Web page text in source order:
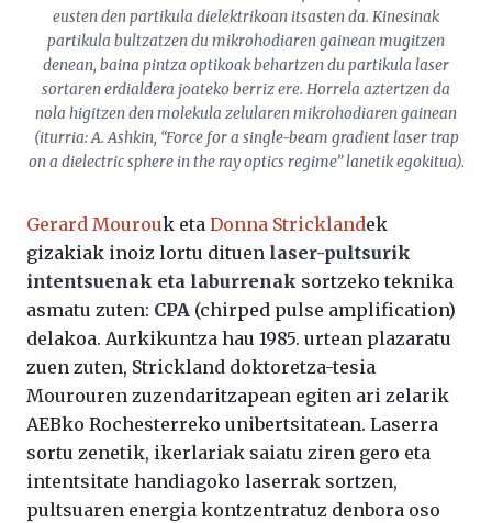
eusten den partikula dielektrikoan itsasten da. Kinesinak
partikula bultzatzen du mikrohodiaren gainean mugitzen
denean, baina pintza optikoak behartzen du partikula laser
sortaren erdialdera joateko berriz ere. Horrela aztertzen da
nola higitzen den molekula zelularen mikrohodiaren gainean
(iturria: A. Ashkin, “Force for a single-beam gradient laser trap
on a dielectric sphere in the ray optics regime” lanetik egokitua).
Gerard Mourouk eta Donna Stricklandek
gizakiak inoiz lortu dituen laser-pultsurik
intentsuenak eta laburrenak sortzeko teknika
asmatu zuten: CPA (chirped pulse amplification)
delakoa. Aurkikuntza hau 1985. urtean plazaratu
zuen zuten, Strickland doktoretza-tesia
Mourouren zuzendaritzapean egiten ari zelarik
AEBko Rochesterreko unibertsitatean. Laserra
sortu zenetik, ikerlariak saiatu ziren gero eta
intentsitate handiagoko laserrak sortzen,
pultsuaren energia kontzentratuz denbora oso